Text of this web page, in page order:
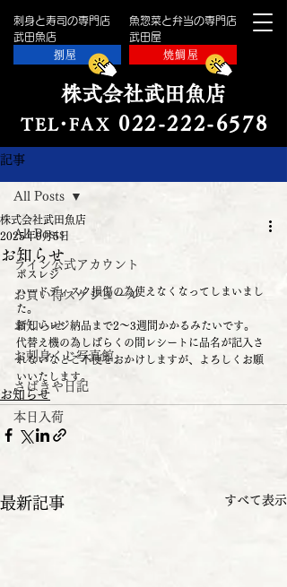
刺身と寿司の専門店
​武田魚店
魚惣菜と弁当の専門店
​武田屋
捌屋
焼鯛屋
株式会社武田魚店
TEL・ FAX 022-222-6578
記事
All Posts
ライン公式アカウント
お買い得スケジュール
お知らせ
お刺身くじ写真館
さばきや日記
本日入荷
All Posts
お知らせ
株式会社武田魚店
2025年9月5日
ポスレジ
ハードディスク損傷の為使えなくなってしまいまし
た。
新しいレジ納品まで2〜3週間かかるみたいです。
代替え機の為しばらくの間レシートに品名が記入さ
れないなどご不便をおかけしますが、よろしくお願
いいたします。
お知らせ
最新記事 すべて表示